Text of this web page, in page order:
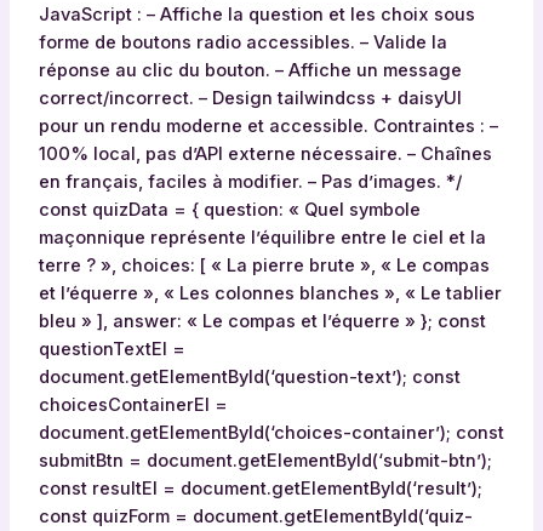
r
é
p
o
n
s
e
s
é
l
e
c
t
i
o
n
n
é
e
JavaScript : – Affiche la question et les choix sous
forme de boutons radio accessibles. – Valide la
réponse au clic du bouton. – Affiche un message
correct/incorrect. – Design tailwindcss + daisyUI
pour un rendu moderne et accessible. Contraintes : –
100% local, pas d’API externe nécessaire. – Chaînes
en français, faciles à modifier. – Pas d’images. */
const quizData = { question: « Quel symbole
maçonnique représente l’équilibre entre le ciel et la
terre ? », choices: [ « La pierre brute », « Le compas
et l’équerre », « Les colonnes blanches », « Le tablier
bleu » ], answer: « Le compas et l’équerre » }; const
questionTextEl =
document.getElementById(‘question-text’); const
choicesContainerEl =
document.getElementById(‘choices-container’); const
submitBtn = document.getElementById(‘submit-btn’);
const resultEl = document.getElementById(‘result’);
const quizForm = document.getElementById(‘quiz-